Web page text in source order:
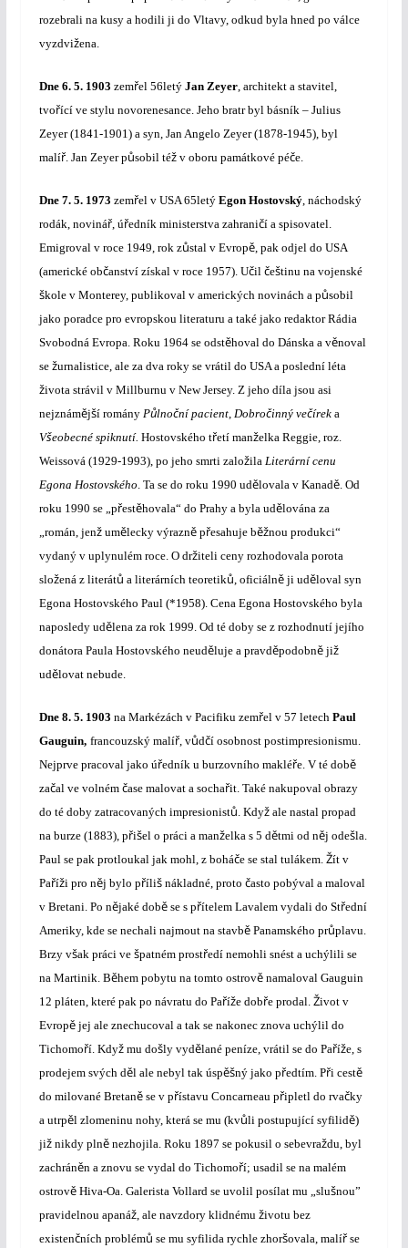
rozebrali na kusy a hodili ji do Vltavy, odkud byla hned po válce
vyzdvižena.
Dne 6. 5. 1903 zemřel 56letý Jan Zeyer, architekt a stavitel,
tvořící ve stylu novorenesance. Jeho bratr byl básník – Julius
Zeyer (1841-1901) a syn, Jan Angelo Zeyer (1878-1945), byl
malíř. Jan Zeyer působil téžv oboru památkové péče.
Dne 7. 5. 1973 zemřel v USA 65letý Egon Hostovský, náchodský
rodák, novinář, úředník ministerstva zahraničí a spisovatel.
Emigroval v roce 1949, rok zůstal v Evropě, pak odjel do USA
(americké občanství získal v roce 1957). Učil češtinu na vojenské
škole v Monterey, publikoval v amerických novinách a působil
jako poradce pro evropskou literaturu a také jako redaktor Rádia
Svobodná Evropa. Roku 1964 se odstěhoval do Dánska a věnoval
se žurnalistice, ale za dva roky se vrátil do USA a poslední léta
života strávil v Millburnu v New Jersey. Z jeho díla jsou asi
nejznámější romány Půlnoční pacient, Dobročinný večíreka
Všeobecné spiknutí. Hostovského třetí manželka Reggie, roz.
Weissová (1929-1993), po jeho smrti založila Literární cenu
Egona Hostovského. Ta se do roku 1990 udělovala v Kanadě. Od
roku 1990 se „přestěhovala“ do Prahy a byla udělována za
„román, jenžumělecky výrazněpřesahuje běžnou produkci“
vydaný v uplynulém roce. O držiteli ceny rozhodovala porota
složená z literátů a literárních teoretiků, oficiálněji uděloval syn
Egona Hostovského Paul (*1958). Cena Egona Hostovského byla
naposledy udělena za rok 1999. Od té doby se z rozhodnutí jejího
donátora Paula Hostovského neuděluje a pravděpodobnějiž
udělovat nebude.
Dne 8. 5. 1903 na Markézách v Pacifikuzemřel v 57 letech Paul
Gauguin, francouzský malíř, vůdčí osobnost postimpresionismu.
Nejprve pracoval jako úředník u burzovního makléře. V té době
začal ve volném čase malovat a sochařit. Také nakupoval obrazy
do té doby zatracovaných impresionistů. Kdyžale nastal propad
na burze (1883), přišel o práci a manželka s 5 dětmi od něj odešla.
Paul se pak protloukal jak mohl, z boháče se stal tulákem. Žít v
Paříži pro něj bylo přílišnákladné, proto často pobýval a maloval
v Bretani. Po nějaké doběse s přítelem Lavalem vydali do Střední
Ameriky, kde se nechali najmout na stavběPanamského průplavu.
Brzy však práci ve špatném prostředí nemohli snést a uchýlili se
na Martinik. Během pobytu na tomto ostrověnamaloval Gauguin
12 pláten, které pak po návratu do Paříže dobře prodal. Život v
Evropějej ale znechucoval a tak se nakonec znova uchýlil do
Tichomoří. Kdyžmu došly vydělané peníze, vrátil se do Paříže, s
prodejem svých děl ale nebyl tak úspěšný jako předtím. Při cestě
do milované Bretaněse v přístavu Concarneau připletl do rvačky
a utrpěl zlomeninu nohy, která se mu (kvůli postupující syfilidě)
jižnikdy plněnezhojila. Roku 1897 se pokusil o sebevraždu, byl
zachráněn a znovu se vydal do Tichomoří; usadil se na malém
ostrověHiva-Oa. Galerista Vollard se uvolil posílat mu „slušnou”
pravidelnou apanáž, ale navzdory klidnému životu bez
existenčních problémů se mu syfilida rychle zhoršovala, malířse